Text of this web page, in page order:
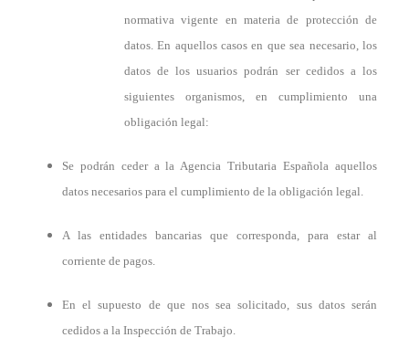
normativa vigente en materia de protección de
datos. En aquellos casos en que sea necesario, los
datos de los usuarios podrán ser cedidos a los
siguientes organismos, en cumplimiento una
obligación legal:
Se podrán ceder a la Agencia Tributaria Española aquellos
datos necesarios para el cumplimiento de la obligación legal.
A las entidades bancarias que corresponda, para estar al
corriente de pagos.
En el supuesto de que nos sea solicitado, sus datos serán
cedidos a la Inspección de Trabajo.